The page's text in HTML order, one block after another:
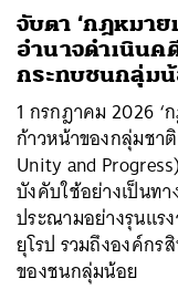
จับตา ‘กฎหมา
อำนาจดำเนิน
กระทบชนกลุ่ม
1 กรกฎาคม 2026
ก้าวหน้าของกลุ่มชา
Unity and
บังคับใช้อย่างเป็นท
ประณามอย่างรุนแร
ยุโรป รวมถึงองค์ก
ของชนกลุ่มน้อย